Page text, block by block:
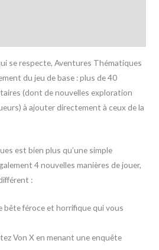
se respecte, Aventures Thématiques
du jeu de base : plus de 40
(dont de nouvelles exploration
à ajouter directement à ceux de la
est bien plus qu’une simple
4 nouvelles manières de jouer,
:
bête féroce et horrifique qui vous
Von X en menant une enquête